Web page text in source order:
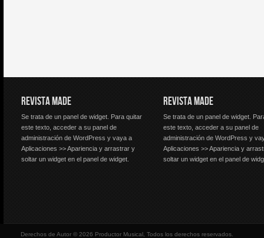
REVISTA MADE
Se trata de un panel de widget. Para quitar
este texto, acceder a su panel de
administración de WordPress y vaya a
Aplicaciones >> Apariencia y arrastrar y
soltar un widget en el panel de widget.
REVISTA MADE
Se trata de un panel de widget.
este texto, acceder a su panel de
administración de WordPress y
Aplicaciones >> Apariencia y
soltar un widget en el panel de
Derechos de Autor © 2026 Productor Musical, Todos los derechos reservados.